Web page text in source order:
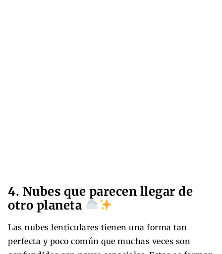
4. Nubes que parecen llegar de
otro planeta
Las nubes lenticulares tienen una forma tan
perfecta y poco común que muchas veces son